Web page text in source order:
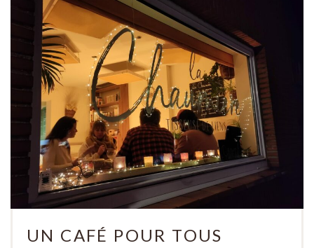
UN CAFÉ POUR TOUS